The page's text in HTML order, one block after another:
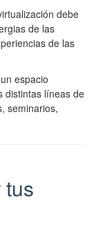
debe
de las
de las
espacio
distintas líneas de
seminarios,